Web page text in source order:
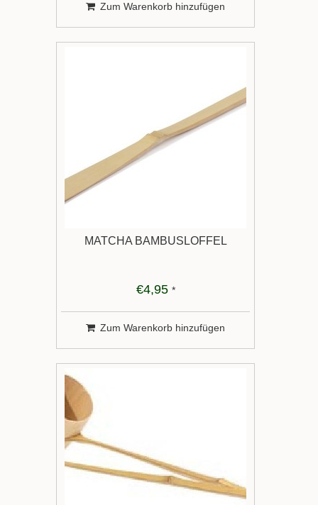
Zum Warenkorb hinzufügen
MATCHA BAMBUSLÖFFEL
€4,95 *
Zum Warenkorb hinzufügen